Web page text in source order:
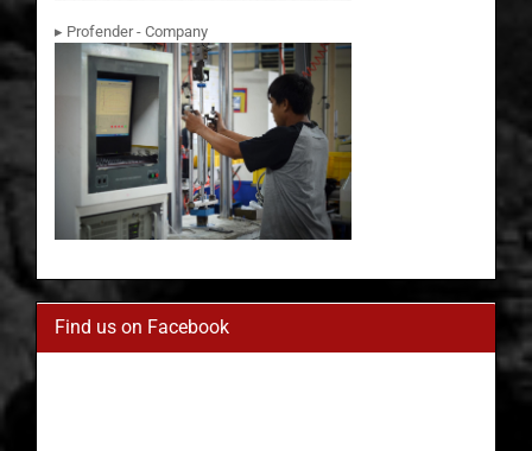
▸ Profender - Company
Find us on Facebook